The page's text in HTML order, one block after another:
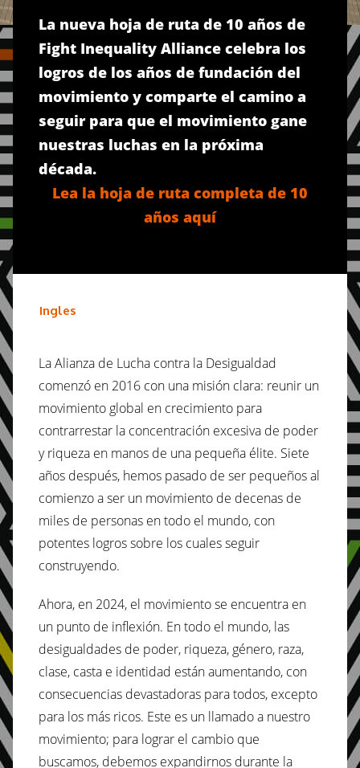
La nueva hoja de ruta de 10 años de
Fight Inequality Alliance celebra los
logros de los años de fundación del
movimiento y comparte el camino a
seguir para que el movimiento gane
nuestras luchas en la próxima
década.
Lea la hoja de ruta completa de 10
años aquí
Ingles
La Alianza de Lucha contra la Desigualdad
comenzó en 2016 con una misión clara: reunir un
movimiento global en crecimiento para
contrarrestar la concentración excesiva de poder
y riqueza en manos de una pequeña élite. Siete
años después, hemos pasado de ser pequeños al
comienzo a ser un movimiento de decenas de
miles de personas en todo el mundo, con
potentes logros sobre los cuales seguir
construyendo.
Ahora, en 2024, el movimiento se encuentra en
un punto de inflexión. En todo el mundo, las
desigualdades de poder, riqueza, género, raza,
clase, casta e identidad están aumentando, con
consecuencias devastadoras para todos, excepto
para los más ricos. Este es un llamado a nuestro
movimiento; para lograr el cambio que
buscamos, debemos expandirnos durante la